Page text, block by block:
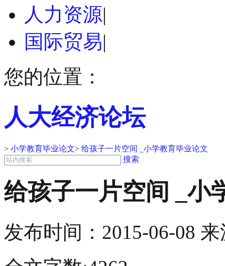
人力资源|
国际贸易|
您的位置：
人大经济论坛
> 小学教育毕业论文> 给孩子一片空间 _小学教育毕业论文
搜索
给孩子一片空间 _小
发布时间： 2015-06-08 来